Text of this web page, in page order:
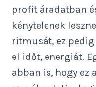
profit áradatban
kénytelenek
ritmusát, ez
el időt, energiát.
abban is, hogy ez